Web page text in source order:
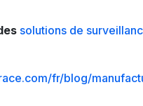
solutions de
fr/blog/